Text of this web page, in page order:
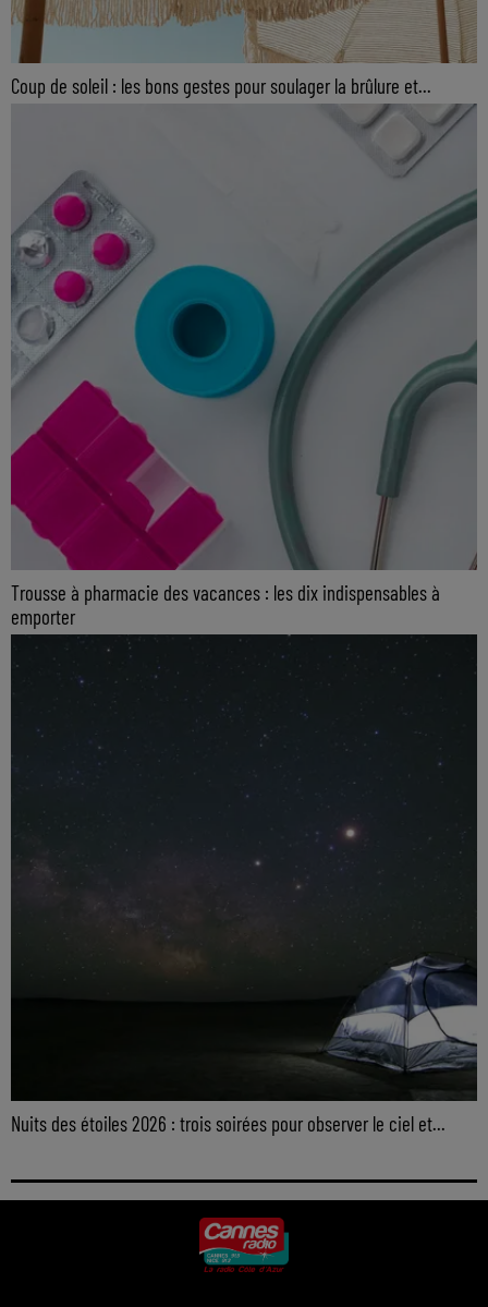
Coup de soleil : les bons gestes pour soulager la brûlure et...
Trousse à pharmacie des vacances : les dix indispensables à
emporter
Nuits des étoiles 2026 : trois soirées pour observer le ciel et...